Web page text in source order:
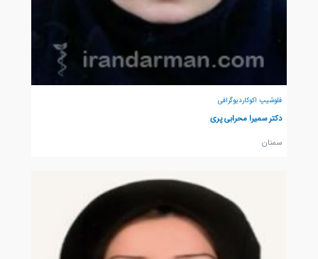
فلوشیپ اکوکاردیوگرافی
دکتر سمیرا محرابی پری
سمنان